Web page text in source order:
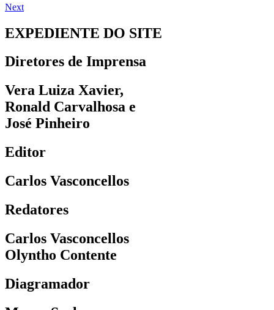
Next
EXPEDIENTE DO SITE
Diretores de Imprensa
Vera Luiza Xavier,
Ronald Carvalhosa e
José Pinheiro
Editor
Carlos Vasconcellos
Redatores
Carlos Vasconcellos
Olyntho Contente
Diagramador